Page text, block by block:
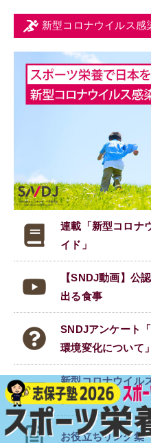
新型コロナウイルス感
連載「新型コロナ
イド」
【SNDJ動画】公
出る食事
SNDJアンケート
環境変化について」
新型コロナウイル
クス
お役立ちリンク集